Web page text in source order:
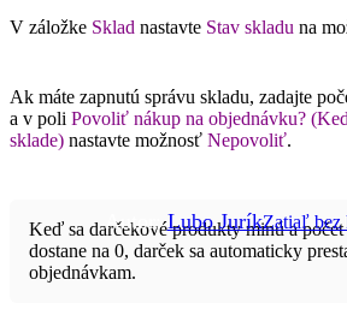
Woo
Autor: Lubo JuríkZatiaľ bez
V záložke Sklad nastavte Stav skladu na
Ak máte zapnutú správu skladu, zadajte
a v poli Povoliť nákup na objednávku?
sklade) nastavte možnosť Nepovoliť.
Keď sa darčekové produkty minú a počet
dostane na 0, darček sa automaticky
objednávkam.